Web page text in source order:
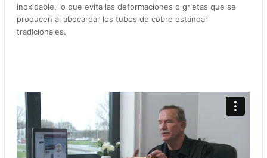
inoxidable, lo que evita las deformaciones o grietas que se
producen al abocardar los tubos de cobre estándar
tradicionales.